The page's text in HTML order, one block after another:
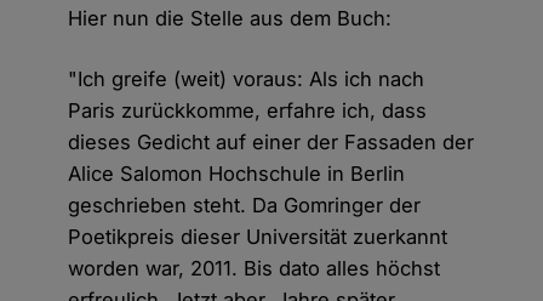
Hier nun die Stelle aus dem Buch:
"Ich greife (weit) voraus: Als ich nach
Paris zurückkomme, erfahre ich, dass
dieses Gedicht auf einer der Fassaden der
Alice Salomon Hochschule in Berlin
geschrieben steht. Da Gomringer der
Poetikpreis dieser Universität zuerkannt
worden war, 2011. Bis dato alles höchst